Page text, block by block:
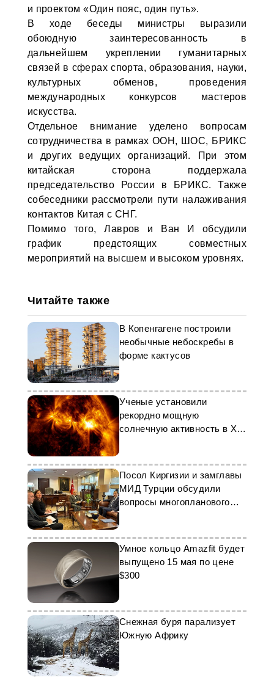
и проектом «Один пояс, один путь».
В ходе беседы министры выразили
обоюдную заинтересованность в
дальнейшем укреплении гуманитарных
связей в сферах спорта, образования, науки,
культурных обменов, проведения
международных конкурсов мастеров
искусства.
Отдельное внимание уделено вопросам
сотрудничества в рамках ООН, ШОС, БРИКС
и других ведущих организаций. При этом
китайская сторона поддержала
председательство России в БРИКС. Также
собеседники рассмотрели пути налаживания
контактов Китая с СНГ.
Помимо того, Лавров и Ван И обсудили
график предстоящих совместных
мероприятий на высшем и высоком уровнях.
Читайте также
В Копенгагене построили
необычные небоскребы в
форме кактусов
Ученые установили
рекордно мощную
солнечную активность в XXI
веке
Посол Киргизии и замглавы
МИД Турции обсудили
вопросы многопланового
сотрудничества
Умное кольцо Amazfit будет
выпущено 15 мая по цене
$300
Снежная буря парализует
Южную Африку